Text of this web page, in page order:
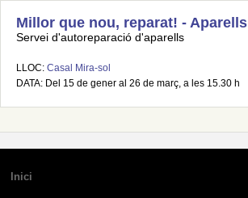
Millor que nou, reparat! - Aparells
Servei d'autoreparació d'aparells
LLOC: Casal Mira-sol
DATA: Del 15 de gener al 26 de març, a les 15.30 h
Inici